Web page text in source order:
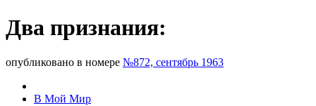
Два признания:
опубликовано в номере №872, сентябрь 1963
В Мой Мир